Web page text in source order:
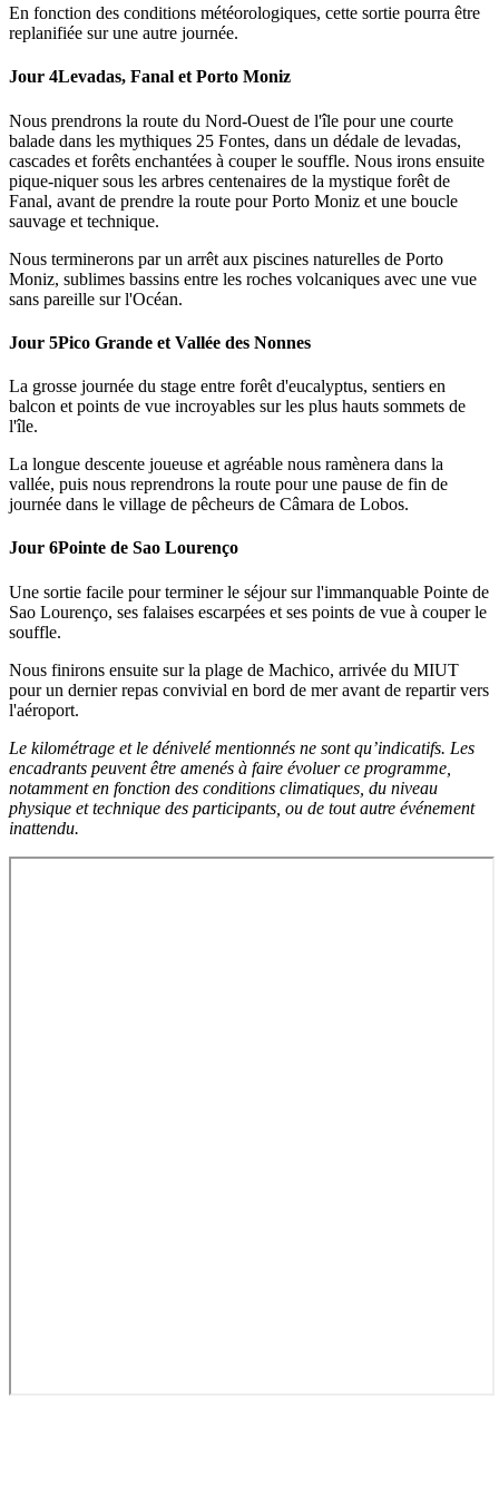
En fonction des conditions météorologiques, cette sortie pourra être
replanifiée sur une autre journée.
Jour 4Levadas, Fanal et Porto Moniz
Nous prendrons la route du Nord-Ouest de l'île pour une courte
balade dans les mythiques 25 Fontes, dans un dédale de levadas,
cascades et forêts enchantées à couper le souffle. Nous irons ensuite
pique-niquer sous les arbres centenaires de la mystique forêt de
Fanal, avant de prendre la route pour Porto Moniz et une boucle
sauvage et technique.
Nous terminerons par un arrêt aux piscines naturelles de Porto
Moniz, sublimes bassins entre les roches volcaniques avec une vue
sans pareille sur l'Océan.
Jour 5Pico Grande et Vallée des Nonnes
La grosse journée du stage entre forêt d'eucalyptus, sentiers en
balcon et points de vue incroyables sur les plus hauts sommets de
l'île.
La longue descente joueuse et agréable nous ramènera dans la
vallée, puis nous reprendrons la route pour une pause de fin de
journée dans le village de pêcheurs de Câmara de Lobos.
Jour 6Pointe de Sao Lourenço
Une sortie facile pour terminer le séjour sur l'immanquable Pointe de
Sao Lourenço, ses falaises escarpées et ses points de vue à couper le
souffle.
Nous finirons ensuite sur la plage de Machico, arrivée du MIUT
pour un dernier repas convivial en bord de mer avant de repartir vers
l'aéroport.
Le kilométrage et le dénivelé mentionnés ne sont qu’indicatifs. Les
encadrants peuvent être amenés à faire évoluer ce programme,
notamment en fonction des conditions climatiques, du niveau
physique et technique des participants, ou de tout autre événement
inattendu.